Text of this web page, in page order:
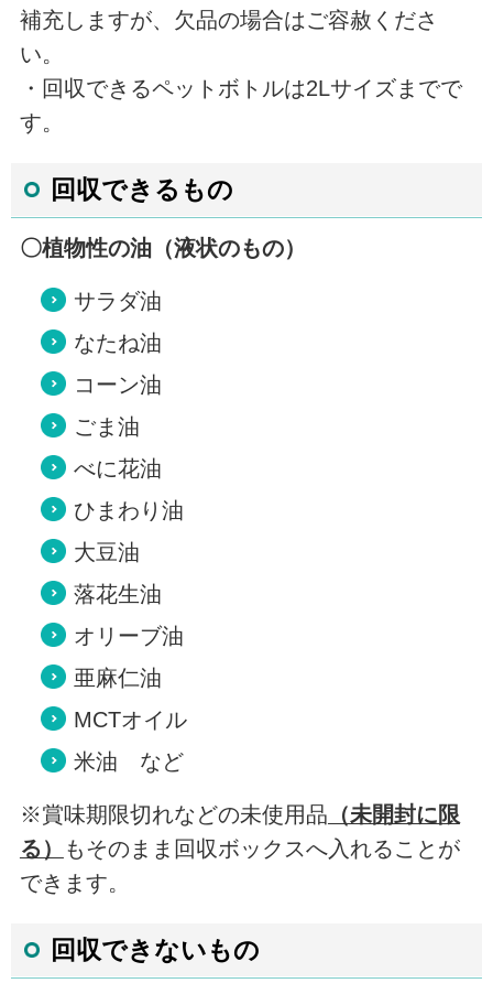
補充しますが、欠品の場合はご容赦くださ
い。
・回収できるペットボトルは2Lサイズまでで
す。
回収できるもの
〇植物性の油（液状のもの）
サラダ油
なたね油
コーン油
ごま油
べに花油
ひまわり油
大豆油
落花生油
オリーブ油
亜麻仁油
MCTオイル
米油 など
※賞味期限切れなどの未使用品 （未開封に限
る）
もそのまま回収ボックスへ入れることが
できます。
回収できないもの